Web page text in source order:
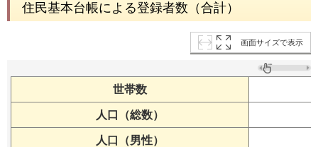
住民基本台帳による登録者数（合計）
画面サイズで表示
世帯数
人口（総数）
人口（男性）